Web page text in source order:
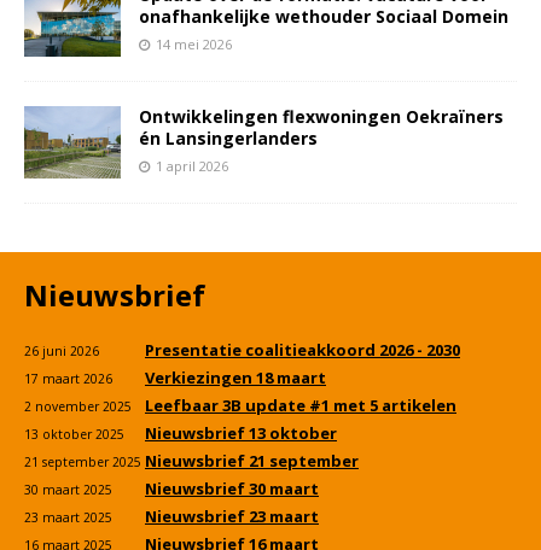
onafhankelijke wethouder Sociaal Domein
14 mei 2026
Ontwikkelingen flexwoningen Oekraïners
én Lansingerlanders
1 april 2026
Nieuwsbrief
26 juni 2026 Presentatie coalitieakkoord 2026 - 2030
17 maart 2026 Verkiezingen 18 maart
2 november 2025 Leefbaar 3B update #1 met 5 artikelen
13 oktober 2025 Nieuwsbrief 13 oktober
21 september 2025 Nieuwsbrief 21 september
30 maart 2025 Nieuwsbrief 30 maart
23 maart 2025 Nieuwsbrief 23 maart
16 maart 2025 Nieuwsbrief 16 maart